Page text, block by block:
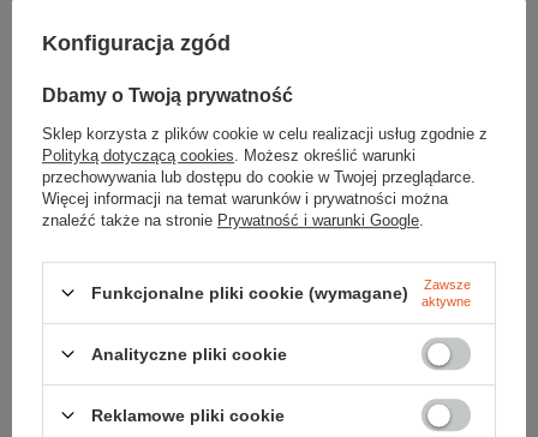
BATON ENERGETYCZNY 40 g - KONOPNY
BATON ENERGETYCZNY 40 g - CZARNA
PORZECZKA
10,00 zł
10,00 zł
Gwarancja
Konfiguracja zgód
Dbamy o Twoją prywatność
Sklep korzysta z plików cookie w celu realizacji usług zgodnie z
Polityką dotyczącą cookies . Możesz określić warunki
przechowywania lub dostępu do cookie w Twojej przeglądarce.
Więcej informacji na temat warunków i prywatności można
znaleźć także na stronie Prywatność i warunki Google
Funkcjonalne pliki cookie (wymagane)
Zawsze
aktywne
Analityczne pliki cookie
Reklamowe pliki cookie